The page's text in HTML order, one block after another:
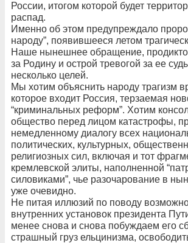
России, итогом которой будет
распад.
Именно об этом предупреждало
народу”, появившееся летом
Наше нынешнее обращение,
за Родину и острой тревогой за ее
несколько целей.
Мы хотим объяснить народу трагизм
которое входит Россия, терзаемая
“криминальных реформ”. Хотим
общество перед лицом катастрофы,
немедленному диалогу всех
политических, культурных,
религиозных сил, включая и тот
кремлевской элиты, наполненной
силовиками”, чье разочарование в
уже очевидно.
Не питая иллюзий по поводу
внутренних установок президента
менее снова и снова побуждаем его
страшный груз ельцинизма,